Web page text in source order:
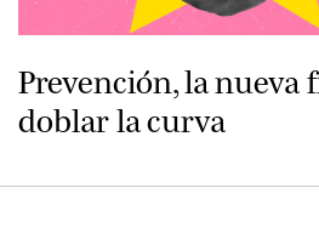
Prevención, la nueva
doblar la curva